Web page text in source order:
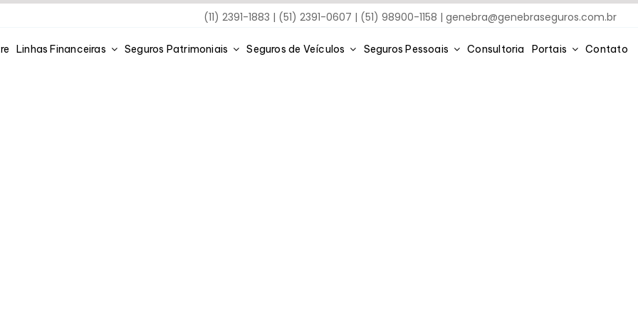
(11) 2391-1883 | (51) 2391-0607 | (51) 98900-1158 |genebra@genebraseguros.com.br
Linhas Financeiras Seguros Patrimoniais Seguros de Veículos Seguros Pessoais Consultoria Portais Contato